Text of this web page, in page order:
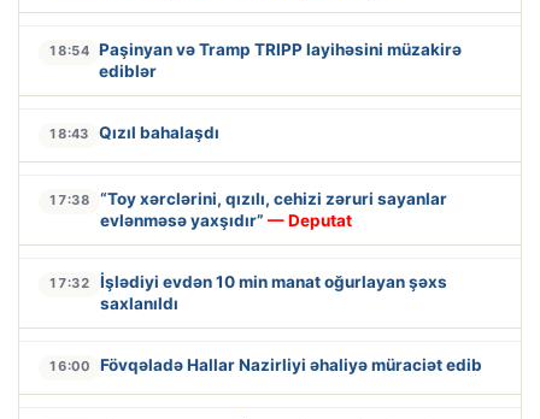
18:54 Paşinyan və Tramp TRIPP layihəsini müzakirə
ediblər
18:43 Qızıl bahalaşdı
17:38
“Toy xərclərini, qızılı, cehizi zəruri sayanlar
evlənməsə yaxşıdır” — Deputat
17:32
İşlədiyi evdən 10 min manat oğurlayan şəxs
saxlanıldı
16:00 Fövqəladə Hallar Nazirliyi əhaliyə müraciət edib